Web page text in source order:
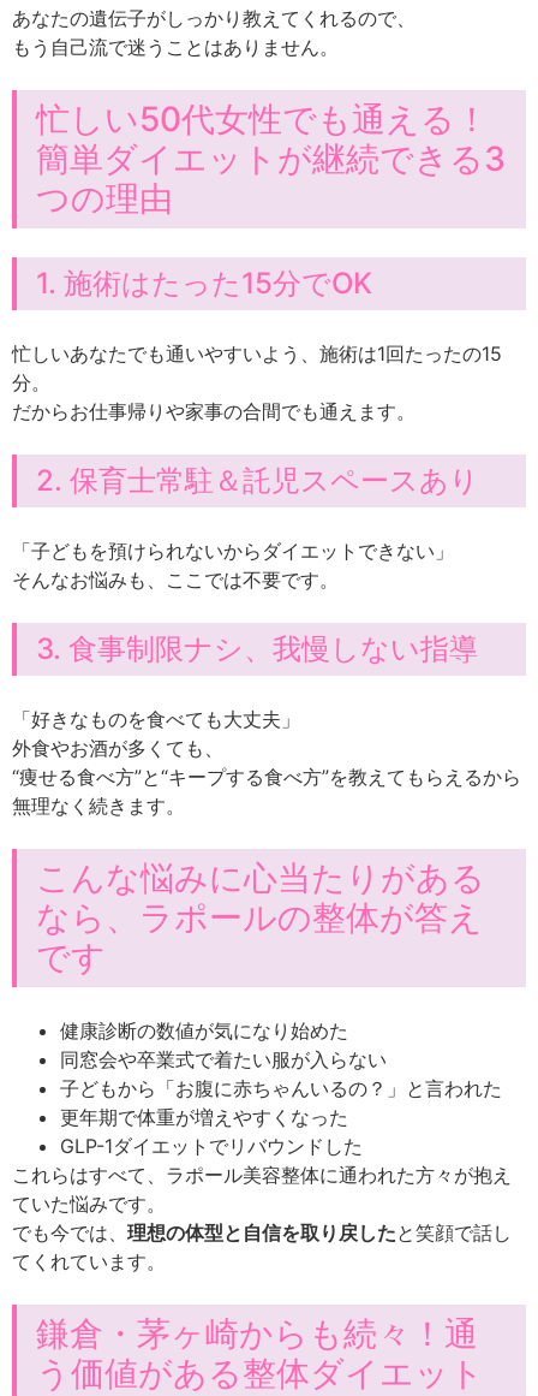
あなたの遺伝子がしっかり教えてくれるので、
もう自己流で迷うことはありません。
忙しい50代女性でも通える！
簡単ダイエットが継続できる3
つの理由
1. 施術はたった15分でOK
忙しいあなたでも通いやすいよう、施術は1回たったの15
分。
だからお仕事帰りや家事の合間でも通えます。
2. 保育士常駐＆託児スペースあり
「子どもを預けられないからダイエットできない」
そんなお悩みも、ここでは不要です。
3. 食事制限ナシ、我慢しない指導
「好きなものを食べても大丈夫」
外食やお酒が多くても、
“痩せる食べ方”と“キープする食べ方”を教えてもらえるから
無理なく続きます。
こんな悩みに心当たりがある
なら、ラポールの整体が答え
です
健康診断の数値が気になり始めた
同窓会や卒業式で着たい服が入らない
子どもから「お腹に赤ちゃんいるの？」と言われた
更年期で体重が増えやすくなった
GLP-1ダイエットでリバウンドした
これらはすべて、ラポール美容整体に通われた方々が抱え
ていた悩みです。
でも今では、 理想の体型と自信を取り戻したと笑顔で話し
てくれています。
鎌倉・茅ヶ崎からも続々！通
う価値がある整体ダイエット